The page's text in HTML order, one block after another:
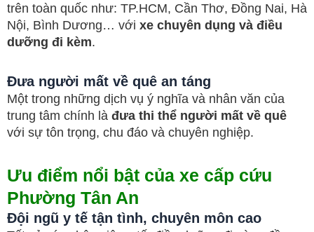
trên toàn quốc như: TP.HCM, Cần Thơ, Đồng Nai, Hà
Nội, Bình Dương… với xe chuyên dụng và điều
dưỡng đi kèm.
Đưa người mất về quê an táng
Một trong những dịch vụ ý nghĩa và nhân văn của
trung tâm chính là đưa thi thể người mất về quê
với sự tôn trọng, chu đáo và chuyên nghiệp.
Ưu điểm nổi bật của xe cấp cứu
Phường Tân An
Đội ngũ y tế tận tình, chuyên môn cao